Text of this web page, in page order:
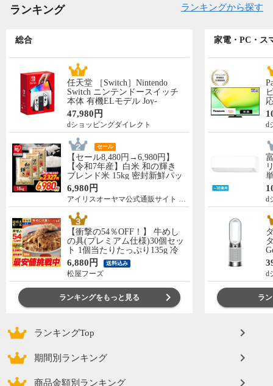
ランキング ランキングから探す
総合
任天堂 ［Switch］Nintendo
Switch ニンテンドースイッチ
本体 有機ELモデル Joy-
Con(L)/(R)ホワイト NSW ホン
タイ 【送料550円対象品】
HEG-S-KAAAA
47,980円
dショッピングダイレクト
セール
【セール8,480円→6,980円】
【令和7年産】白米 和の輝き
ブレンド米 15kg 密封新鮮パッ
ク 脱酸素剤入り 米 お米 低温
製法米 アイリスオーヤマ [食
品]
6,980円
アイリスオーヤマ公式通販サイト アイリスプラザ
【衝撃の54％OFF！】 牛めし
の具(プレミアム仕様)30個セッ
ト 1個当たりたっぷり135g 冷
凍食品 松屋牛丼 当店のイチオ
シ 非常食
6,880円 送料込み
松屋フーズ
ランキングをもっと見る
家電・PC・ス
d
d
d
ラ
ランキングTop
期間別ランキング
商品金額別ランキング